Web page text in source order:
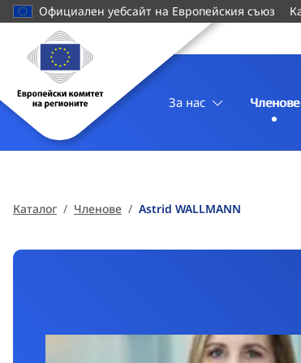
основното
съдържание
Официален уебсайт на Европейския съюз
Начална
страница
Европейски
комитет
регионите
За нас Членове
Каталог Членове Astrid WALLMANN